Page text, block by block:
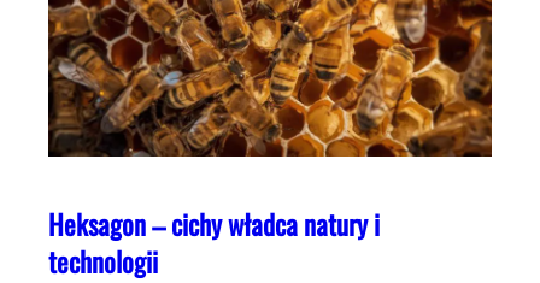
Heksagon – cichy władca natury i
technologii